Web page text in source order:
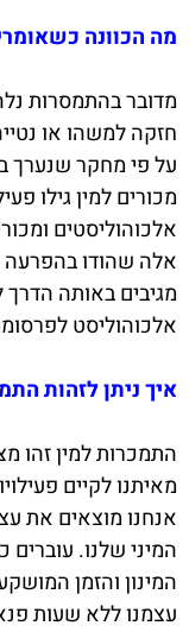
מה הכוונה
מדובר בהתמסרות
חזקה למשהו או
על פי מחקר שנערך
מכורים למין גילו
אלה שהודו בהפרעה
מגיבים באותה הדרך
אלכוהוליסט
איך ניתן לזהות
התמכרות למין זהו
מאיתנו לקיים
אנחנו מוצאים את
המיני שלנו. עוברים
המינון והזמן
עצמנו ללא שעות